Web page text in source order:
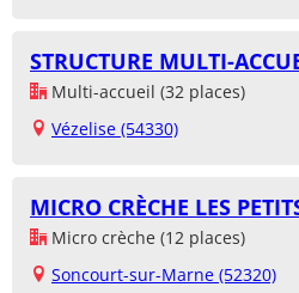
STRUCTURE MULTI-
Multi-accueil (32 places)
Vézelise (54330)
MICRO CRÈCHE LES
Micro crèche (12 places)
Soncourt-sur-Marne (52320)